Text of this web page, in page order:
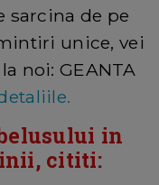
sarcina de pe
unice, vei
noi: GEANTA
in
cititi: